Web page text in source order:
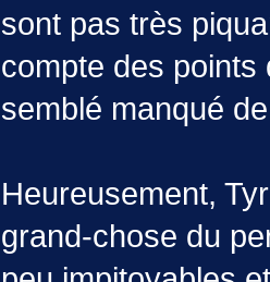
sont pas très
compte des points
semblé manqué
Heureusement,
grand-chose du